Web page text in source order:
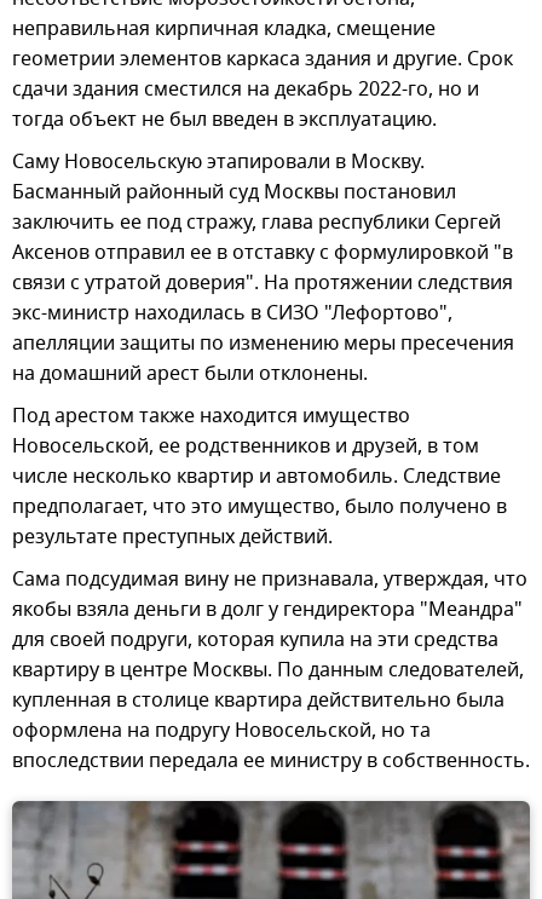
неправильная кирпичная кладка, смещение
геометрии элементов каркаса здания и другие. Срок
сдачи здания сместился на декабрь 2022-го, но и
тогда объект не был введен в эксплуатацию.
Саму Новосельскую этапировали в Москву.
Басманный районный суд Москвы постановил
заключить ее под стражу, глава республики Сергей
Аксенов отправил ее в отставку с формулировкой "в
связи с утратой доверия". На протяжении следствия
экс-министр находилась в СИЗО "Лефортово",
апелляции защиты по изменению меры пресечения
на домашний арест были отклонены.
Под арестом также находится имущество
Новосельской, ее родственников и друзей, в том
числе несколько квартир и автомобиль. Следствие
предполагает, что это имущество, было получено в
результате преступных действий.
Сама подсудимая вину не признавала, утверждая, что
якобы взяла деньги в долг у гендиректора "Меандра"
для своей подруги, которая купила на эти средства
квартиру в центре Москвы. По данным следователей,
купленная в столице квартира действительно была
оформлена на подругу Новосельской, но та
впоследствии передала ее министру в собственность.